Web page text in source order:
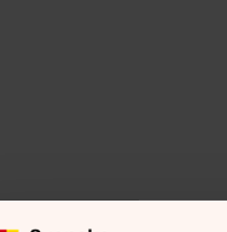
i Svenska